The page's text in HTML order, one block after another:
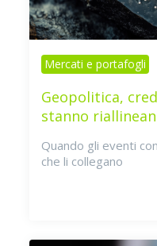
Mercati e portafogli
Geopolitica,
stanno
Quando gli eventi
che li collegano